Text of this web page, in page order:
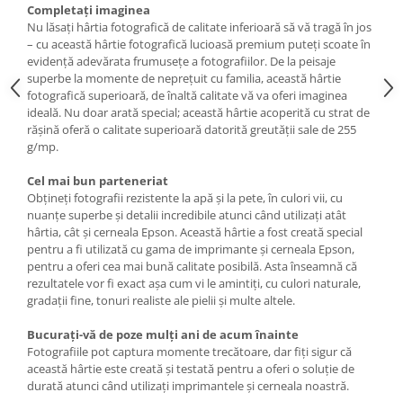
Completaţi imaginea
Nu lăsaţi hârtia fotografică de calitate inferioară să vă tragă în jos
– cu această hârtie fotografică lucioasă premium puteţi scoate în
evidenţă adevărata frumuseţe a fotografiilor. De la peisaje
superbe la momente de nepreţuit cu familia, această hârtie
fotografică superioară, de înaltă calitate vă va oferi imaginea
ideală. Nu doar arată special; această hârtie acoperită cu strat de
răşină oferă o calitate superioară datorită greutăţii sale de 255
g/mp.
Cel mai bun parteneriat
Obţineţi fotografii rezistente la apă şi la pete, în culori vii, cu
nuanţe superbe şi detalii incredibile atunci când utilizaţi atât
hârtia, cât şi cerneala Epson. Această hârtie a fost creată special
pentru a fi utilizată cu gama de imprimante şi cerneala Epson,
pentru a oferi cea mai bună calitate posibilă. Asta înseamnă că
rezultatele vor fi exact aşa cum vi le amintiţi, cu culori naturale,
gradaţii fine, tonuri realiste ale pielii şi multe altele.
Bucuraţi-vă de poze mulţi ani de acum înainte
Fotografiile pot captura momente trecătoare, dar fiţi sigur că
această hârtie este creată şi testată pentru a oferi o soluţie de
durată atunci când utilizaţi imprimantele şi cerneala noastră.